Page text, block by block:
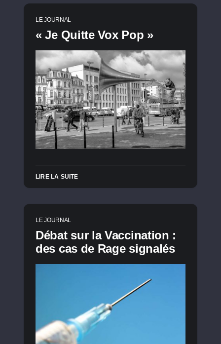
LE JOURNAL
« Je Quitte Vox Pop »
LIRE LA SUITE
LE JOURNAL
Débat sur la Vaccination :
des cas de Rage signalés